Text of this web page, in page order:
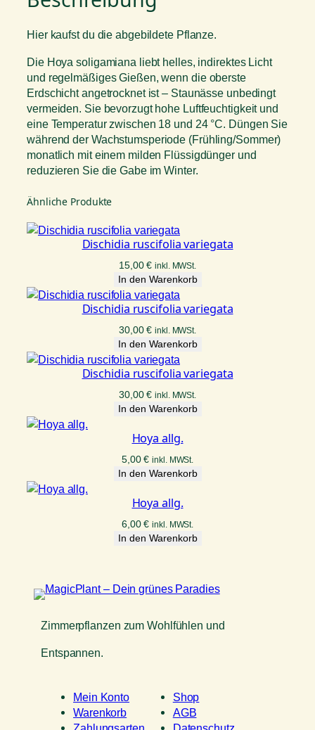
Hier kaufst du die abgebildete Pflanze.
Die Hoya soligamiana liebt helles, indirektes Licht
und regelmäßiges Gießen, wenn die oberste
Erdschicht angetrocknet ist – Staunässe unbedingt
vermeiden. Sie bevorzugt hohe Luftfeuchtigkeit und
eine Temperatur zwischen 18 und 24 °C. Düngen Sie
während der Wachstumsperiode (Frühling/Sommer)
monatlich mit einem milden Flüssigdünger und
reduzieren Sie die Gabe im Winter.
Ähnliche Produkte
Dischidia ruscifolia variegata
15,00€ inkl. MWSt.
In den Warenkorb
Dischidia ruscifolia variegata
30,00€ inkl. MWSt.
In den Warenkorb
Dischidia ruscifolia variegata
30,00€ inkl. MWSt.
In den Warenkorb
Hoya allg.
5,00€ inkl. MWSt.
In den Warenkorb
Hoya allg.
6,00€ inkl. MWSt.
In den Warenkorb
Zimmerpflanzen zum Wohlfühlen und
Entspannen.
Mein Konto
Warenkorb
Shop
AGB